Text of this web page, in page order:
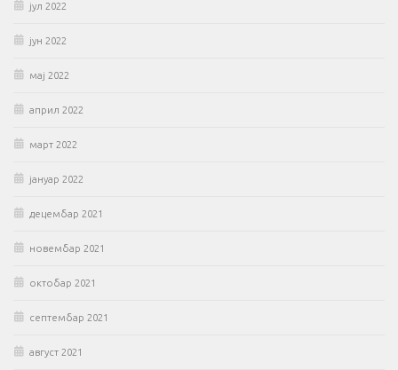
јул 2022
јун 2022
мај 2022
април 2022
март 2022
јануар 2022
децембар 2021
новембар 2021
октобар 2021
септембар 2021
август 2021